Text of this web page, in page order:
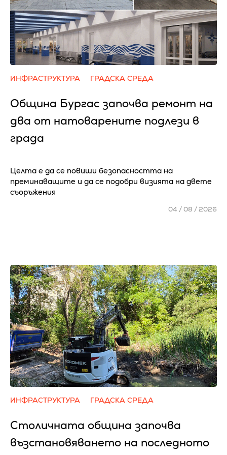
ИНФРАСТРУКТУРА ГРАДСКА СРЕДА
Община Бургас започва ремонт на
два от натоварените подлези в
града
Целта е да се повиши безопасността на
преминаващите и да се подобри визията на двете
съоръжения
04 / 08 / 2026
ИНФРАСТРУКТУРА ГРАДСКА СРЕДА
Столичната община започва
възстановяването на последното